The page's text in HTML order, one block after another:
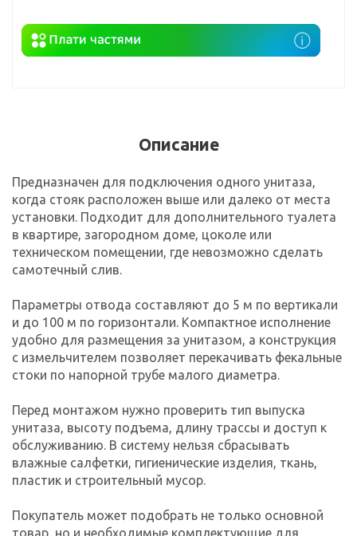
Описание
Предназначен для подключения одного унитаза,
когда стояк расположен выше или далеко от места
установки. Подходит для дополнительного туалета
в квартире, загородном доме, цоколе или
техническом помещении, где невозможно сделать
самотечный слив.
Параметры отвода составляют до 5 м по вертикали
и до 100 м по горизонтали. Компактное исполнение
удобно для размещения за унитазом, а конструкция
с измельчителем позволяет перекачивать фекальные
стоки по напорной трубе малого диаметра.
Перед монтажом нужно проверить тип выпуска
унитаза, высоту подъема, длину трассы и доступ к
обслуживанию. В систему нельзя сбрасывать
влажные салфетки, гигиенические изделия, ткань,
пластик и строительный мусор.
Покупатель может подобрать не только основной
товар, но и необходимые комплектующие для